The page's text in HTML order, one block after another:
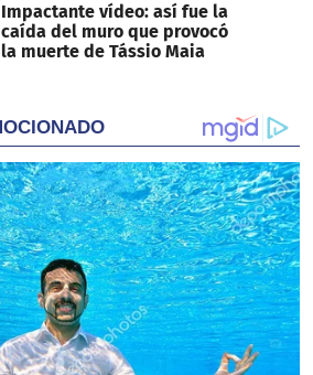
Impactante vídeo: así fue la
caída del muro que provocó
la muerte de Tássio Maia